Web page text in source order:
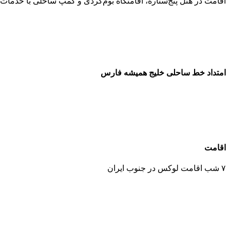
امتداد خط ساحلی خلیج همیشه فارس
اقامت
۷ شب اقامت لوکس در جنوب ایران